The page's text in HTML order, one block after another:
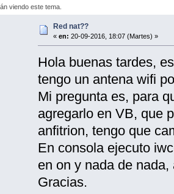
viendo este tema.
Red nat??
« en: 20-09-2016, 18:07 (Martes) »
Hola buenas tardes,
tengo un antena wifi
Mi pregunta es, para
agregarlo en VB, que
anfitrion, tengo que
En consola ejecuto
en on y nada de nada,
Gracias.